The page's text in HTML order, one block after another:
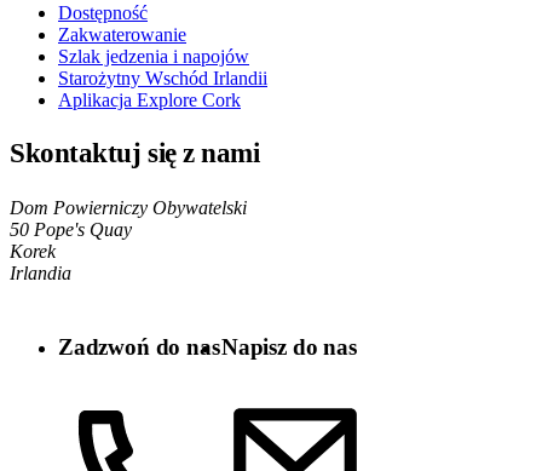
Dostępność
Zakwaterowanie
Szlak jedzenia i napojów
Starożytny Wschód Irlandii
Aplikacja Explore Cork
Skontaktuj się z nami
Dom Powierniczy Obywatelski
50 Pope's Quay
Korek
Irlandia
Zadzwoń do nasNapisz do nas